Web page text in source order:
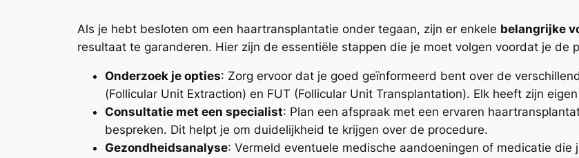
Als je hebt besloten om een haartransplantatie onder tegaan, zijn er enkele belangrijke
resultaat te garanderen. Hier zijn de essentiële stappen die je moet volgen voordat je de
Onderzoek je opties: Zorg ervoor dat je goed geïnformeerd bent over de
(Follicular Unit Extraction) en FUT (Follicular Unit Transplantation). Elk heeft zijn
Consultatie met een specialist: Plan een afspraak met een ervaren
bespreken. Dit helpt je om duidelijkheid te krijgen over de procedure.
Gezondheidsanalyse: Vermeld eventuele medische aandoeningen of medicatie